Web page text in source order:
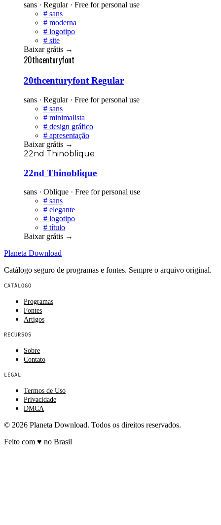
sans · Regular · Free for personal use
# sans
# moderna
# logotipo
# site
Baixar grátis →
20thcenturyfont
20thcenturyfont Regular
sans · Regular · Free for personal use
# sans
# minimalista
# design gráfico
# apresentação
Baixar grátis →
22nd Thinoblique
22nd Thinoblique
sans · Oblique · Free for personal use
# sans
# elegante
# logotipo
# título
Baixar grátis →
Planeta Download
Catálogo seguro de programas e fontes. Sempre o arquivo original.
CATÁLOGO
Programas
Fontes
Artigos
RECURSOS
Sobre
Contato
LEGAL
Termos de Uso
Privacidade
DMCA
© 2026 Planeta Download. Todos os direitos reservados.
Feito com ♥ no Brasil